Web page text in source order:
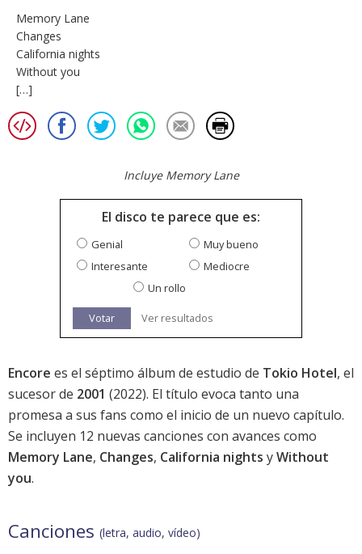
Memory Lane
Changes
California nights
Without you
[…]
Incluye Memory Lane
El disco te parece que es:
Genial
Muy bueno
Interesante
Mediocre
Un rollo
Votar Ver resultados
Encore es el séptimo álbum de estudio de Tokio Hotel, el
sucesor de 2001 (2022). El título evoca tanto una
promesa a sus fans como el inicio de un nuevo capítulo.
Se incluyen 12 nuevas canciones con avances como
Memory Lane, Changes, California nights yWithout
you.
Canciones (letra, audio, vídeo)